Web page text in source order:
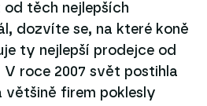
těch nejlepších
dozvíte se, na které koně
ty nejlepší prodejce od
roce 2007 svět postihla
většině firem poklesly